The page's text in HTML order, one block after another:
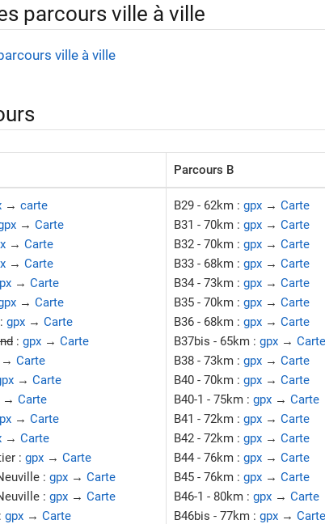
parcours ville à ville
ville à ville
Parcours B
→ carte
→ Carte
→ Carte
→ Carte
→ Carte
→ Carte
gpx → Carte
: gpx → Carte
→ Carte
→ Carte
→ Carte
→ Carte
→ Carte
: gpx → Carte
: gpx → Carte
: gpx → Carte
: gpx → Carte
B29 - 62km : gpx → Carte
B31 - 70km : gpx → Carte
B32 - 70km : gpx → Carte
B33 - 68km : gpx → Carte
B34 - 73km : gpx → Carte
B35 - 70km : gpx → Carte
B36 - 68km : gpx → Carte
B37bis - 65km : gpx → Carte
B38 - 73km : gpx → Carte
B40 - 70km : gpx → Carte
B40-1 - 75km : gpx → Carte
B41 - 72km : gpx → Carte
B42 - 72km : gpx → Carte
B44 - 76km : gpx → Carte
B45 - 76km : gpx → Carte
B46-1 - 80km : gpx → Carte
B46bis - 77km : gpx → Carte